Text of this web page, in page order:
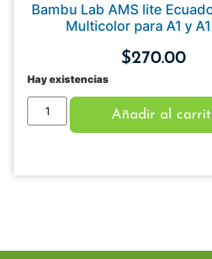
Bambu Lab AMS lite
Multicolor para A1 y
$270.00
Hay existencias
Añadir al